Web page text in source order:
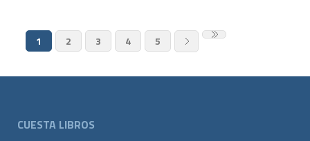
1 2 3 4 5
CUESTA LIBROS